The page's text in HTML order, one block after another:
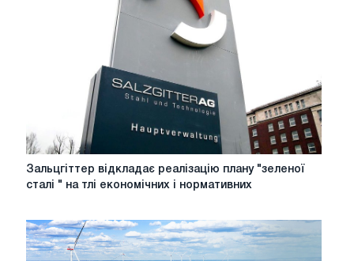
Зальцгіттер
відкладає
"зеленої
сталі
Зальцгіттер відкладає реалізацію плану "зеленої
сталі " на тлі економічних і нормативних